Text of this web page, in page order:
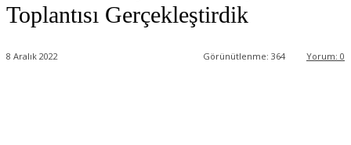
Toplantısı Gerçekleştirdik
8 Aralık 2022 Yorum: 0
Görünütlenme: 364